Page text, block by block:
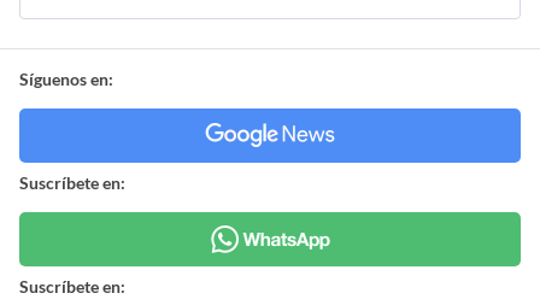
Síguenos en:
Suscríbete en:
Suscríbete en: